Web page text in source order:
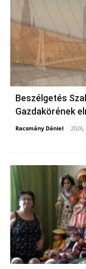
Beszélgetés
Gazdakörének
Racsmány Dániel -